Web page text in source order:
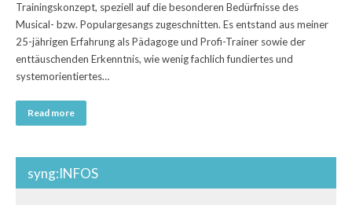
Trainingskonzept, speziell auf die besonderen Bedürfnisse des
Musical- bzw. Populargesangs zugeschnitten. Es entstand aus meiner
25-jährigen Erfahrung als Pädagoge und Profi-Trainer sowie der
enttäuschenden Erkenntnis, wie wenig fachlich fundiertes und
systemorientiertes…
Read more
syng:INFOS